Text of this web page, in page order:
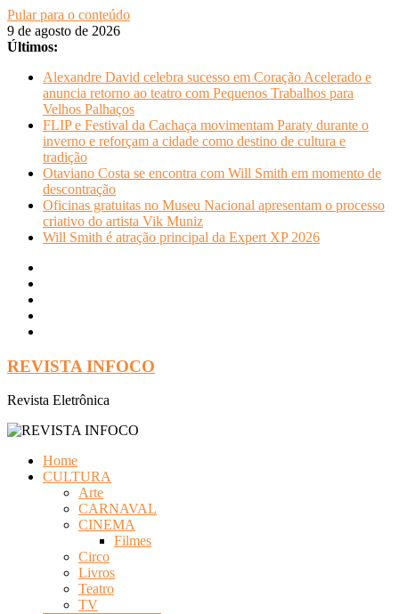
Pular para o conteúdo
9 de agosto de 2026
Últimos:
Alexandre David celebra sucesso em Coração Acelerado e
anuncia retorno ao teatro com Pequenos Trabalhos para
Velhos Palhaços
FLIP e Festival da Cachaça movimentam Paraty durante o
inverno e reforçam a cidade como destino de cultura e
tradição
Otaviano Costa se encontra com Will Smith em momento de
descontração
Oficinas gratuitas no Museu Nacional apresentam o processo
criativo do artista Vik Muniz
Will Smith é atração principal da Expert XP 2026
REVISTA INFOCO
Revista Eletrônica
Home
CULTURA
Arte
CARNAVAL
CINEMA
Filmes
Circo
Livros
Teatro
TV